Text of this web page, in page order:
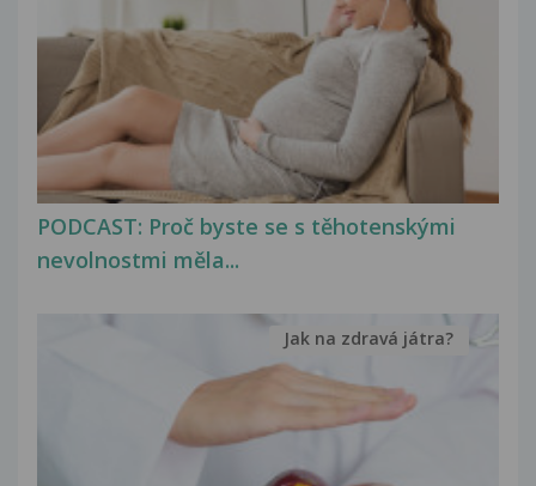
PODCAST: Proč byste se s těhotenskými
nevolnostmi měla...
Jak na zdravá játra?